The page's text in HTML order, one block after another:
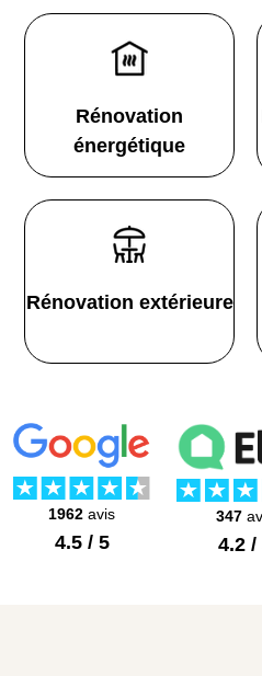
Rénovation
énergétique
Rénovation extérieure
1962 avis
4.5 / 5
347
4.2 /